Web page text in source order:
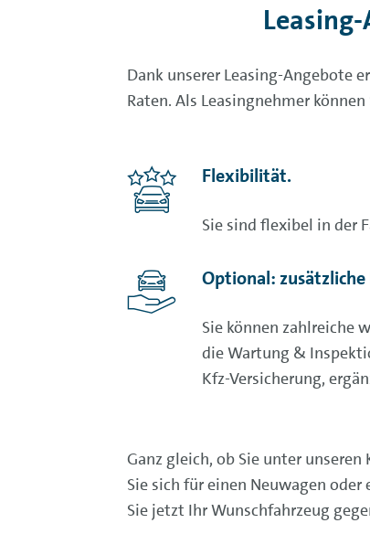
Dank unserer Leasing-Angebote
Raten. Als Leasingnehmer
Flexibilität.
Sie sind flexibel in der
Optional:
Sie können zahlreiche
die Wartung &
Kfz-Versicherung,
Ganz gleich, ob Sie unter unseren
Sie sich für einen Neuwagen
Sie jetzt Ihr Wunschfahrzeug